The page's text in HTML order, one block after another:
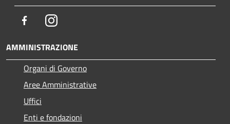
FacebookInstagram
AMMINISTRAZIONE
Organi di Governo
Aree Amministrative
Uffici
Enti e fondazioni